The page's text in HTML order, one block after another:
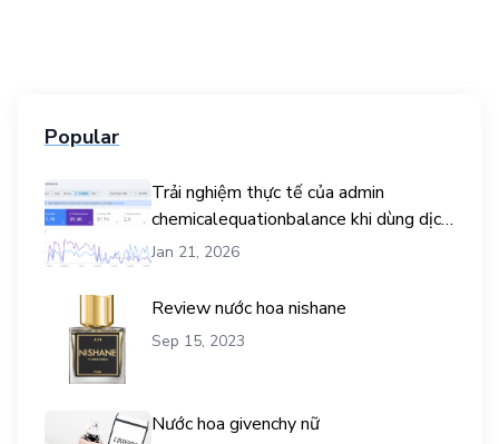
Popular
Trải nghiệm thực tế của admin
chemicalequationbalance khi dùng dịch
vụ mua traffic user
Jan 21, 2026
Review nước hoa nishane
Sep 15, 2023
Nước hoa givenchy nữ